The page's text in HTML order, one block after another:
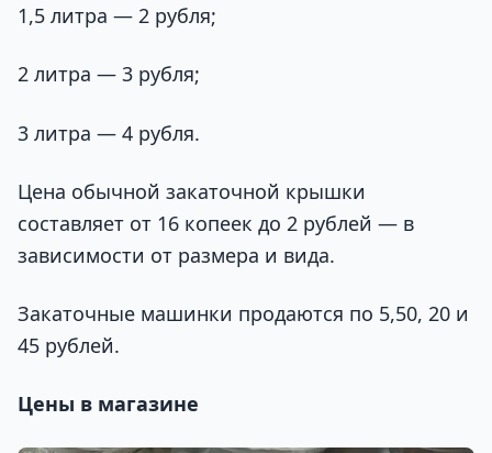
1,5 литра — 2 рубля;
2 литра — 3 рубля;
3 литра — 4 рубля.
Цена обычной закаточной крышки
составляет от 16 копеек до 2 рублей — в
зависимости от размера и вида.
Закаточные машинки продаются по 5,50, 20 и
45 рублей.
Цены в магазине